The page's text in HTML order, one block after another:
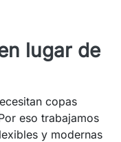
lugar de
copas
eso trabajamos
y modernas